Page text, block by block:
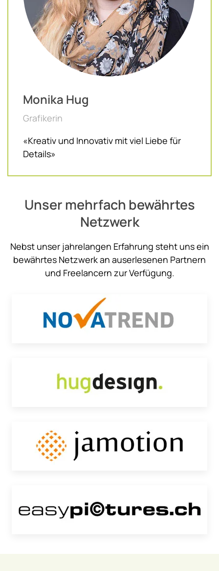
Monika Hug
Grafikerin
«Kreativ und Innovativ mit viel Liebe für
Details»
Unser mehrfach bewährtes
Netzwerk
Nebst unser jahrelangen Erfahrung steht uns ein
bewährtes Netzwerk an auserlesenen Partnern
und Freelancern zur Verfügung.